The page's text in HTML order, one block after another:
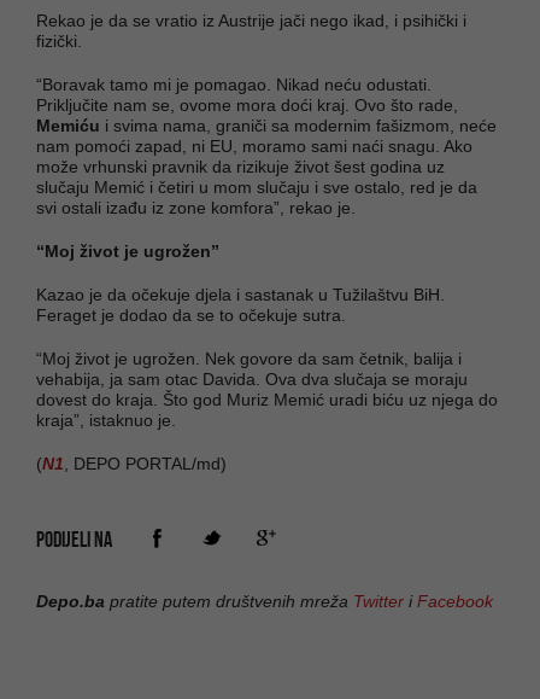
Rekao je da se vratio iz Austrije jači nego ikad, i psihički i
fizički.
“Boravak tamo mi je pomagao. Nikad neću odustati.
Priključite nam se, ovome mora doći kraj. Ovo što rade,
Memiću i svima nama, graniči sa modernim fašizmom, neće
nam pomoći zapad, ni EU, moramo sami naći snagu. Ako
može vrhunski pravnik da rizikuje život šest godina uz
slučaju Memić i četiri u mom slučaju i sve ostalo, red je da
svi ostali izađu iz zone komfora”, rekao je.
“Moj život je ugrožen”
Kazao je da očekuje djela i sastanak u Tužilaštvu BiH.
Feraget je dodao da se to očekuje sutra.
“Moj život je ugrožen. Nek govore da sam četnik, balija i
vehabija, ja sam otac Davida. Ova dva slučaja se moraju
dovest do kraja. Što god Muriz Memić uradi biću uz njega do
kraja”, istaknuo je.
(N1 , DEPO PORTAL/md)
PODIJELI NA
Depo.ba pratite putem društvenih mreža Twitter iFacebook